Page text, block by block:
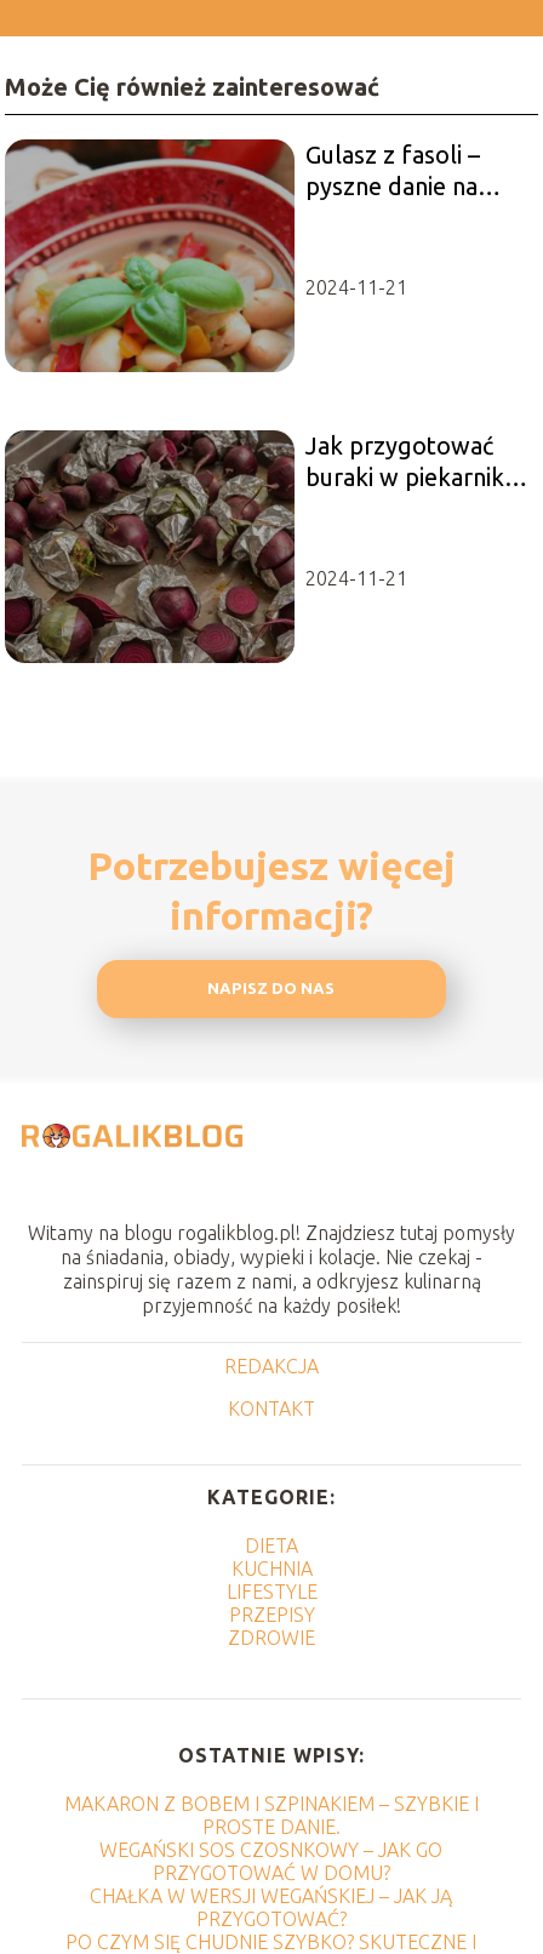
Może Cię również zainteresować
Gulasz z fasoli –
pyszne danie na
2024-11-21
Jak przygotować
buraki w piekarniku
przewodnik.
2024-11-21
Potrzebujesz więcej
informacji?
NAPISZ DO NAS
Witamy na blogu rogalikblog.pl! Znajdziesz tutaj pomysły
na śniadania, obiady, wypieki i kolacje. Nie czekaj -
zainspiruj się razem z nami, a odkryjesz kulinarną
przyjemność na każdy posiłek!
REDAKCJA
KONTAKT
KATEGORIE:
DIETA
KUCHNIA
LIFESTYLE
PRZEPISY
ZDROWIE
OSTATNIE WPISY:
MAKARON Z BOBEM I SZPINAKIEM – SZYBKIE I
PROSTE DANIE.
WEGAŃSKI SOS CZOSNKOWY – JAK GO
PRZYGOTOWAĆ W DOMU?
CHAŁKA W WERSJI WEGAŃSKIEJ – JAK JĄ
PRZYGOTOWAĆ?
PO CZYM SIĘ CHUDNIE SZYBKO? SKUTECZNE I